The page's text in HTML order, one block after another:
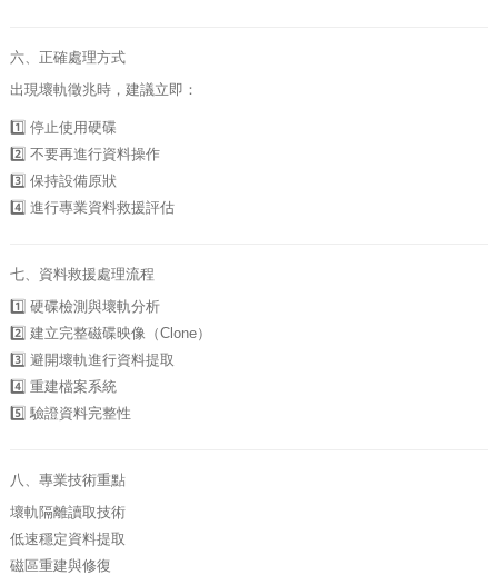
六、正確處理方式
出現壞軌徵兆時，建議立即：
1️⃣ 停止使用硬碟
2️⃣ 不要再進行資料操作
3️⃣ 保持設備原狀
4️⃣ 進行專業資料救援評估
七、資料救援處理流程
1️⃣ 硬碟檢測與壞軌分析
2️⃣ 建立完整磁碟映像（Clone）
3️⃣ 避開壞軌進行資料提取
4️⃣ 重建檔案系統
5️⃣ 驗證資料完整性
八、專業技術重點
壞軌隔離讀取技術
低速穩定資料提取
磁區重建與修復